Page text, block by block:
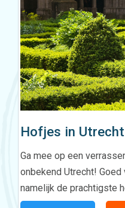
Hofjes in Utrecht
Ga mee op een
onbekend Utrecht!
namelijk de prachtigste